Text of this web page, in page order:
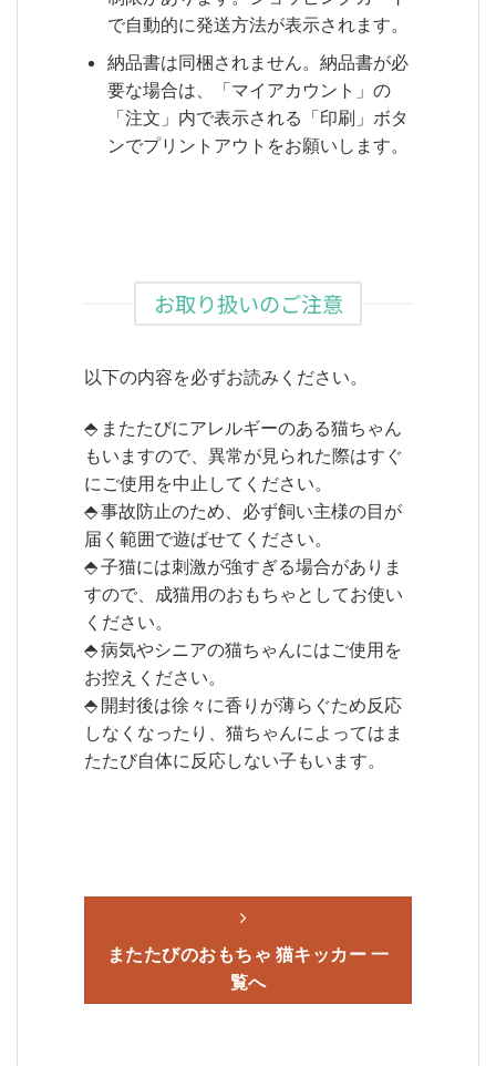
で自動的に発送方法が表示されます。
納品書は同梱されません。納品書が必
要な場合は、「マイアカウント」の
「注文」内で表示される「印刷」ボタ
ンでプリントアウトをお願いします。
お取り扱いのご注意
以下の内容を必ずお読みください。
⬘ またたびにアレルギーのある猫ちゃん
もいますので、異常が見られた際はすぐ
にご使用を中止してください。
⬘ 事故防止のため、必ず飼い主様の目が
届く範囲で遊ばせてください。
⬘ 子猫には刺激が強すぎる場合がありま
すので、成猫用のおもちゃとしてお使い
ください。
⬘ 病気やシニアの猫ちゃんにはご使用を
お控えください。
⬘ 開封後は徐々に香りが薄らぐため反応
しなくなったり、猫ちゃんによってはま
たたび自体に反応しない子もいます。
またたびのおもちゃ 猫キッカー 一
覧へ